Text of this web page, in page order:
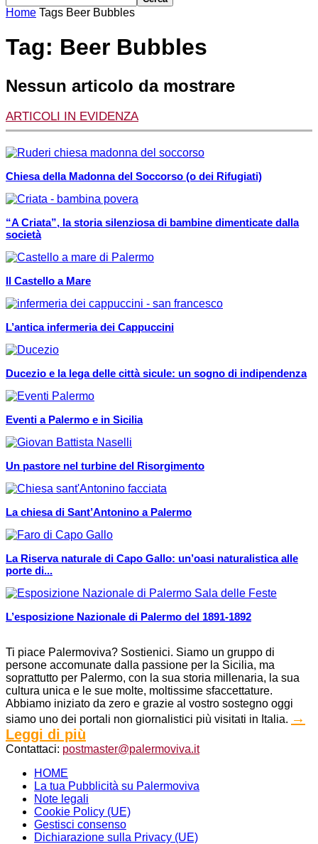
Home Tags Beer Bubbles
Tag: Beer Bubbles
Nessun articolo da mostrare
ARTICOLI IN EVIDENZA
Chiesa della Madonna del Soccorso (o dei Rifugiati)
“A Criata”, la storia silenziosa di bambine dimenticate dalla
società
Il Castello a Mare
L’antica infermeria dei Cappuccini
Ducezio e la lega delle città sicule: un sogno di indipendenza
Eventi a Palermo e in Sicilia
Un pastore nel turbine del Risorgimento
La chiesa di Sant’Antonino a Palermo
La Riserva naturale di Capo Gallo: un’oasi naturalistica alle
porte di...
L’esposizione Nazionale di Palermo del 1891-1892
Ti piace Palermoviva? Sostienici. Siamo un gruppo di
persone accomunate dalla passione per la Sicilia, ma
soprattutto per Palermo, con la sua storia millenaria, la sua
cultura unica e le sue molte, moltissime sfaccettature.
Abbiamo iniziato da zero e grazie al vostro sostegno oggi
siamo uno dei portali non giornalistici più visitati in Italia. →
Leggi di più
Contattaci: postmaster@palermoviva.it
HOME
La tua Pubblicità su Palermoviva
Note legali
Cookie Policy (UE)
Gestisci consenso
Dichiarazione sulla Privacy (UE)